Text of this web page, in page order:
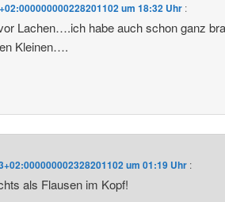
um 18:32 Uhr :
Lachen….ich habe auch schon ganz
Kleinen….
um 01:19 Uhr :
als Flausen im Kopf!